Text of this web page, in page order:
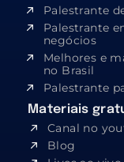
Palestrante
Palestrante
negócios
Melhores e
no Brasil
Palestrante
Materiais
Canal no
Blog